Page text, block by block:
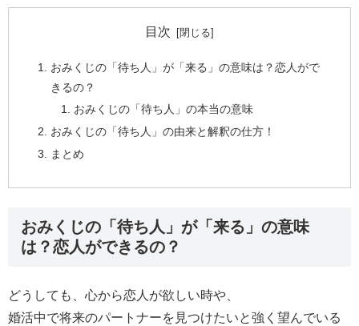
目次
おみくじの「待ち人」が「来る」の意味は？恋人がで
きるの？
おみくじの「待ち人」の本当の意味
おみくじの「待ち人」の由来と解釈の仕方！
まとめ
おみくじの「待ち人」が「来る」の意味
は？恋人ができるの？
どうしても、心から恋人が欲しい時や、
婚活中で将来のパートナーを見つけたいと強く望んでいる